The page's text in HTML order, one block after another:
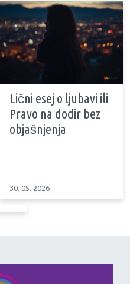
Lični esej o ljubavi ili
Pravo na dodir bez
objašnjenja
30. 05. 2026